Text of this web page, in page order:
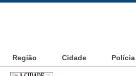
Região Cidade Polícia